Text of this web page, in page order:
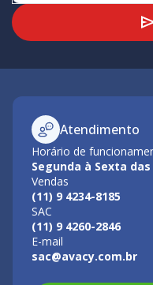
Atendimento
Horário de
Segunda à Sexta das
Vendas
(11) 9 4234-8185
SAC
(11) 9 4260-2846
E-mail
sac@avacy.com.br